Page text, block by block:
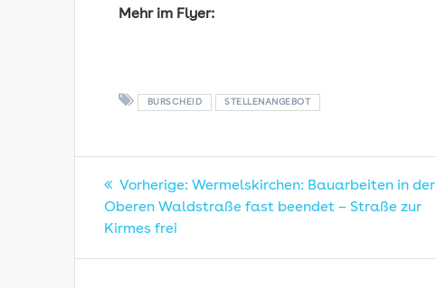
Mehr im Flyer:
BURSCHEID STELLENANGEBOT
Beitragsnavigation
Vorherige: Vorheriger
Beitrag:
Wermelskirchen: Bauarbeiten in der
Oberen Waldstraße fast beendet – Straße zur
Kirmes frei